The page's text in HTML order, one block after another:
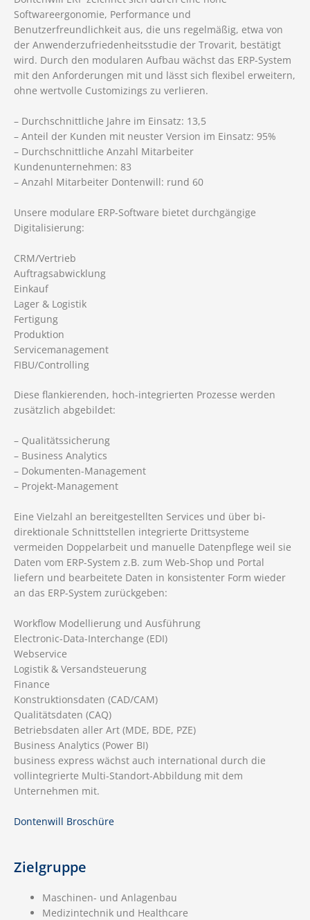
Softwareergonomie, Performance und
Benutzerfreundlichkeit aus, die uns regelmäßig, etwa von
der Anwenderzufriedenheitsstudie der Trovarit, bestätigt
wird. Durch den modularen Aufbau wächst das ERP-System
mit den Anforderungen mit und lässt sich flexibel erweitern,
ohne wertvolle Customizings zu verlieren.
– Durchschnittliche Jahre im Einsatz: 13,5
– Anteil der Kunden mit neuster Version im Einsatz: 95%
– Durchschnittliche Anzahl Mitarbeiter
Kundenunternehmen: 83
– Anzahl Mitarbeiter Dontenwill: rund 60
Unsere modulare ERP-Software bietet durchgängige
Digitalisierung:
CRM/Vertrieb
Auftragsabwicklung
Einkauf
Lager & Logistik
Fertigung
Produktion
Servicemanagement
FIBU/Controlling
Diese flankierenden, hoch-integrierten Prozesse werden
zusätzlich abgebildet:
– Qualitätssicherung
– Business Analytics
– Dokumenten-Management
– Projekt-Management
Eine Vielzahl an bereitgestellten Services und über bi-
direktionale Schnittstellen integrierte Drittsysteme
vermeiden Doppelarbeit und manuelle Datenpflege weil sie
Daten vom ERP-System z.B. zum Web-Shop und Portal
liefern und bearbeitete Daten in konsistenter Form wieder
an das ERP-System zurückgeben:
Workflow Modellierung und Ausführung
Electronic-Data-Interchange (EDI)
Webservice
Logistik & Versandsteuerung
Finance
Konstruktionsdaten (CAD/CAM)
Qualitätsdaten (CAQ)
Betriebsdaten aller Art (MDE, BDE, PZE)
Business Analytics (Power BI)
business express wächst auch international durch die
vollintegrierte Multi-Standort-Abbildung mit dem
Unternehmen mit.
Dontenwill Broschüre
Zielgruppe
Maschinen- und Anlagenbau
Medizintechnik und Healthcare